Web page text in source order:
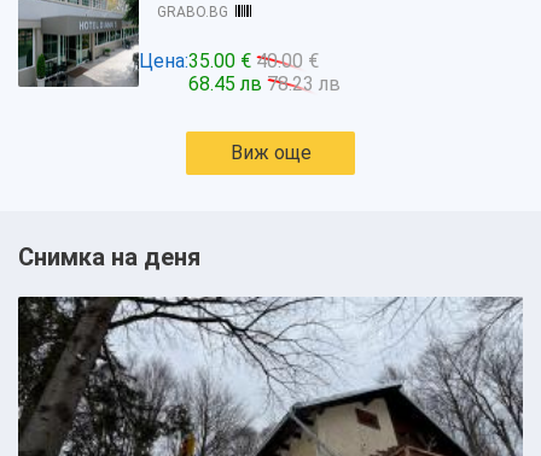
GRABO.BG
Цена:35.00 € 40.00 €
68.45 лв 78.23 лв
Виж още
Снимка на деня